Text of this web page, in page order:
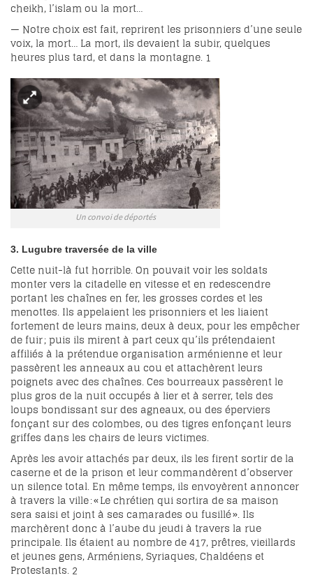
cheikh, l’islam ou la mort…
— Notre choix est fait, reprirent les prisonniers d’une seule
voix, la mort… La mort, ils devaient la subir, quelques
heures plus tard, et dans la montagne. 1
Un convoi de déportés
3. Lugubre traversée de la ville
Cette nuit-là fut horrible. On pouvait voir les soldats
monter vers la citadelle en vitesse et en redescendre
portant les chaînes en fer, les grosses cordes et les
menottes. Ils appelaient les prisonniers et les liaient
fortement de leurs mains, deux à deux, pour les empêcher
de fuir ; puis ils mirent à part ceux qu’ils prétendaient
affiliés à la prétendue organisation arménienne et leur
passèrent les anneaux au cou et attachèrent leurs
poignets avec des chaînes. Ces bourreaux passèrent le
plus gros de la nuit occupés à lier et à serrer, tels des
loups bondissant sur des agneaux, ou des éperviers
fonçant sur des colombes, ou des tigres enfonçant leurs
griffes dans les chairs de leurs victimes.
Après les avoir attachés par deux, ils les firent sortir de la
caserne et de la prison et leur commandèrent d’observer
un silence total. En même temps, ils envoyèrent annoncer
à travers la ville : « Le chrétien qui sortira de sa maison
sera saisi et joint à ses camarades ou fusillé ». Ils
marchèrent donc à l’aube du jeudi à travers la rue
principale. Ils étaient au nombre de 417, prêtres, vieillards
et jeunes gens, Arméniens, Syriaques, Chaldéens et
Protestants.2